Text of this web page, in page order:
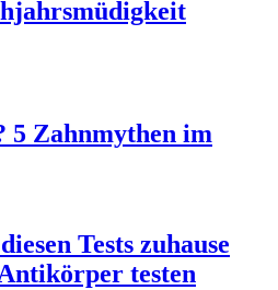
5 Zahnmythen im
Tests zuhause
testen